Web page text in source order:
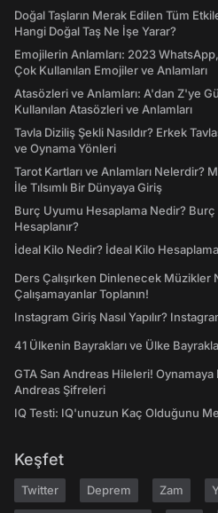
Doğal Taşların Merak Edilen Tüm
Hangi Doğal Taş Ne İşe Yarar?
Emojilerin Anlamları: 2023
Çok Kullanılan Emojiler ve Anlamları
Atasözleri ve Anlamları: A'dan Z'ye
Kullanılan Atasözleri ve Anlamları
Tavla Diziliş Şekli Nasıldır? Erkek
ve Oynama Yönleri
Tarot Kartları ve Anlamları Nelerdir?
İle Tılsımlı Bir Dünyaya Giriş
Burç Uyumu Hesaplama Nedir? Burç
Hesaplanır?
İdeal Kilo Nedir? İdeal Kilo Hesaplama
Ders Çalışırken Dinlenecek
Çalışamayanlar Toplanın!
Instagram Giriş Nasıl Yapılır?
41 Ülkenin Bayrakları ve Ülke
GTA San Andreas Hileleri!
Andreas Şifreleri
IQ Testi: IQ'unuzun Kaç Olduğunu
Keşfet
Twitter Deprem Zam